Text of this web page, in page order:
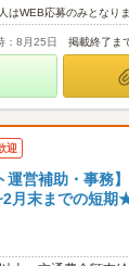
はWEB応募のみとなり
：8月25日 掲載終了ま
迎
運営補助・事務
月末までの短期